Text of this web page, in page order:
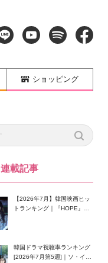
ショッピング
連載記事
【2026年7月】韓国映画ヒッ
トランキング｜『HOPE』が
韓国ドラマ視聴率ランキング
[2026年7月第5週]｜ソ・イン